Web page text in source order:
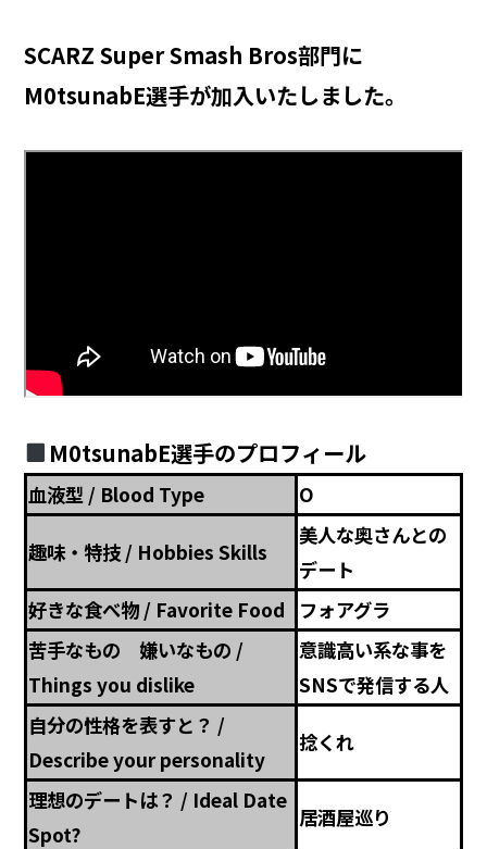
SCARZ Super Smash Bros部門に
M0tsunabE選手が加入いたしました。
M0tsunabE選手のプロフィール
血液型 / Blood Type O
趣味・特技 / Hobbies Skills
美人な奥さんとの
デート
好きな食べ物 / Favorite Food
フォアグラ
苦手なもの 嫌いなもの /
Things you dislike
意識高い系な事を
SNSで発信する人
自分の性格を表すと？ /
Describe your personality
捻くれ
理想のデートは？ / Ideal Date
Spot?
居酒屋巡り